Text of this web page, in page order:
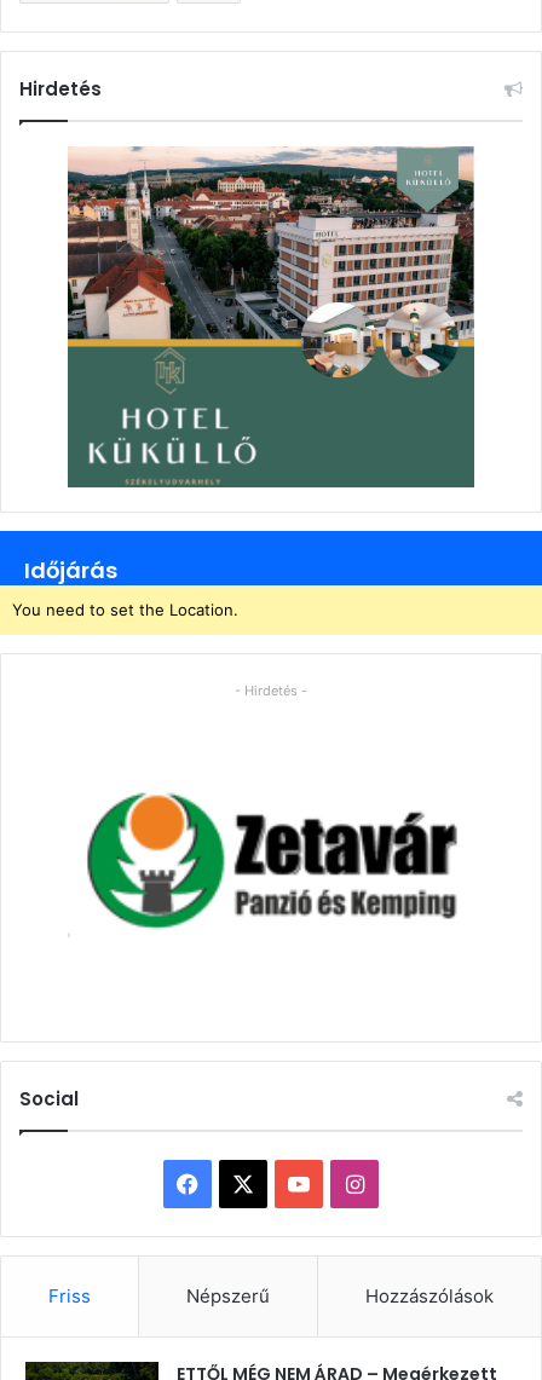
Hirdetés
Időjárás
You need to set the Location.
- Hirdetés -
Social
Facebook YouTubeInstagram
Friss Népszerű Hozzászólások
ETTŐL MÉG NEM ÁRAD – Megérkezett